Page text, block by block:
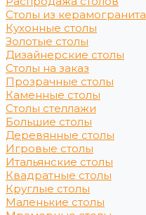
Столы из керамогранита
Кухонные столы
Золотые столы
Дизайнерские столы
Столы на заказ
Прозрачные столы
Каменные столы
Столы стеллажи
Большие столы
Деревянные столы
Игровые столы
Итальянские столы
Квадратные столы
Круглые столы
Маленькие столы